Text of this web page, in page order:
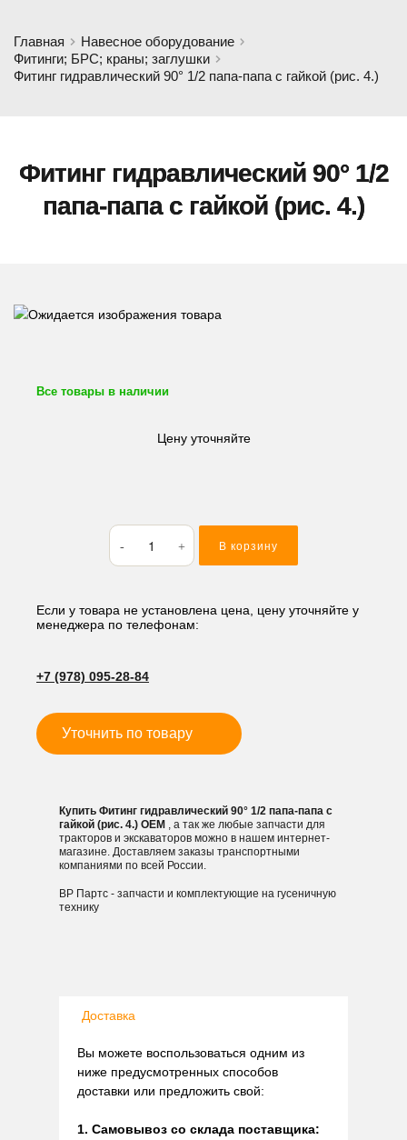
Главная
Навесное оборудование
Фитинги; БРС; краны; заглушки
Фитинг гидравлический 90° 1/2 папа-папа с гайкой (рис. 4.)
Фитинг гидравлический 90° 1/2
папа-папа с гайкой (рис. 4.)
Все товары в наличии
Цену уточняйте
Количество
товара
Фитинг
90°
1/2
с
4.)
В корзину
Если у товара не установлена цена, цену уточняйте у
менеджера по телефонам:
+7 (978) 095-28-84
Уточнить по товару
Купить Фитинг гидравлический 90° 1/2 папа-папа с
гайкой (рис. 4.) OEM , а так же любые запчасти для
тракторов и экскаваторов можно в нашем интернет-
магазине. Доставляем заказы транспортными
компаниями по всей России.
ВР Партс - запчасти и комплектующие на гусеничную
технику
Доставка
Вы можете воспользоваться одним из
ниже предусмотренных способов
доставки или предложить свой:
1. Самовывоз со склада поставщика: